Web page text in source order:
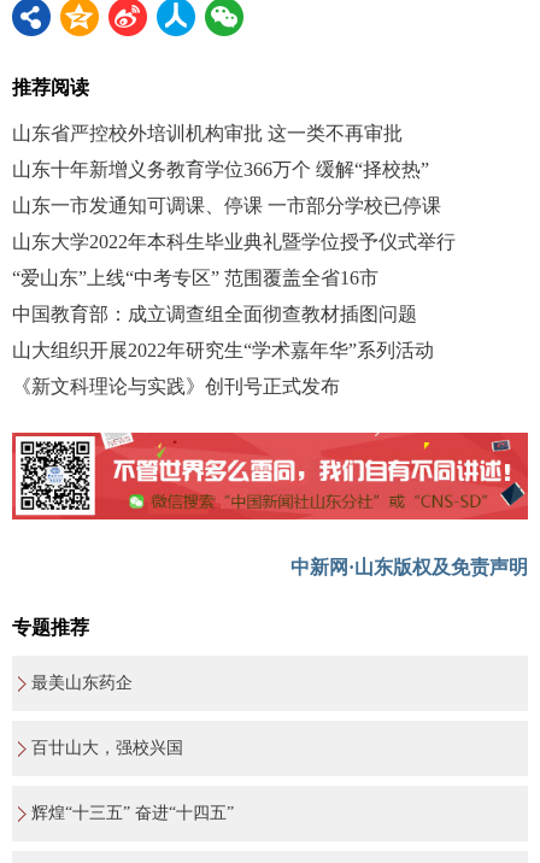
推荐阅读
山东省严控校外培训机构审批 这一类不再审批
山东十年新增义务教育学位366万个 缓解“择校热”
山东一市发通知可调课、停课 一市部分学校已停课
山东大学2022年本科生毕业典礼暨学位授予仪式举行
“爱山东”上线“中考专区” 范围覆盖全省16市
中国教育部：成立调查组全面彻查教材插图问题
山大组织开展2022年研究生“学术嘉年华”系列活动
《新文科理论与实践》创刊号正式发布
中新网·山东版权及免责声明
专题推荐
最美山东药企
百廿山大，强校兴国
辉煌“十三五” 奋进“十四五”